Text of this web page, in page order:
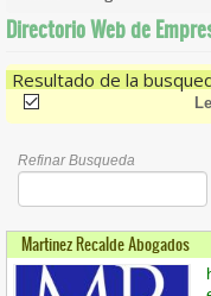
Directorio Web de
Resultado de la
(-)
Refinar Busqueda
Martinez Recalde Abogados